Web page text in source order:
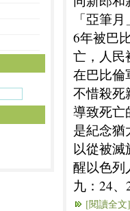
「亞筆
6年被巴
亡，人民
在巴比倫
不惜殺死
導致死亡
是紀念猶
以從被滅
醒以色列
九：24
[閱讀全文]